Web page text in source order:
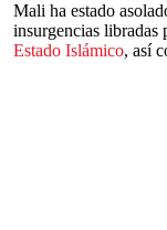
Mali ha estado
insurgencias
Estado Islámico, así